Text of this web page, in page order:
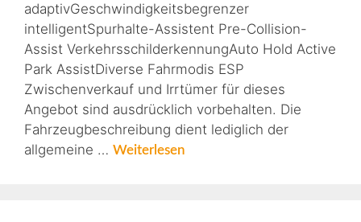
adaptivGeschwindigkeitsbegrenzer
intelligentSpurhalte-Assistent Pre-Collision-
Assist VerkehrsschilderkennungAuto Hold Active
Park AssistDiverse Fahrmodis ESP
Zwischenverkauf und Irrtümer für dieses
Angebot sind ausdrücklich vorbehalten. Die
Fahrzeugbeschreibung dient lediglich der
allgemeine … Weiterlesen